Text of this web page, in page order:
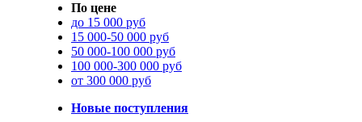
По цене
до 15 000 руб
15 000-50 000 руб
50 000-100 000 руб
100 000-300 000 руб
от 300 000 руб
Новые поступления